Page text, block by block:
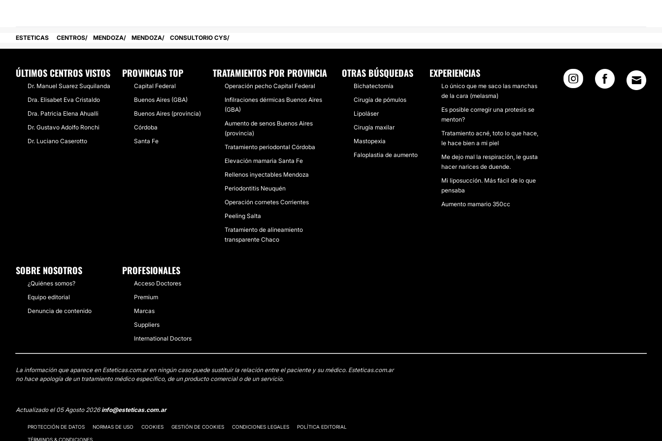
ESTETICAS CENTROS MENDOZA MENDOZA CONSULTORIO CYS
ÚLTIMOS CENTROS VISTOS
Dr. Manuel Suarez Suquilanda
Dra. Elisabet Eva Cristaldo
Dra. Patricia Elena Ahualli
Dr. Gustavo Adolfo Ronchi
Dr. Luciano Caserotto
PROVINCIAS TOP
Capital Federal
Buenos Aires (GBA)
Buenos Aires (provincia)
Córdoba
Santa Fe
TRATAMIENTOS POR PROVINCIA
Operación pecho Capital Federal
Infilraciones dérmicas Buenos Aires
(GBA)
Aumento de senos Buenos Aires
(provincia)
Tratamiento periodontal Córdoba
Elevación mamaria Santa Fe
Rellenos inyectables Mendoza
Periodontitis Neuquén
Operación cornetes Corrientes
Peeling Salta
Tratamiento de alineamiento
transparente Chaco
OTRAS BÚSQUEDAS
Bichatectomía
Cirugía de pómulos
Lipoláser
Cirugía maxilar
Mastopexia
Faloplastia de aumento
EXPERIENCIAS
Lo único que me saco las manchas
de la cara (melasma)
Es posible corregir una protesis se
menton?
Tratamiento acné, toto lo que hace,
le hace bien a mi piel
Me dejo mal la respiración, le gusta
hacer narices de duende.
Mi liposucción. Más fácil de lo que
pensaba
Aumento mamario 350cc
SOBRE NOSOTROS
¿Quiénes somos?
Equipo editorial
Denuncia de contenido
PROFESIONALES
Acceso Doctores
Premium
Marcas
Suppliers
International Doctors
La información que aparece en Esteticas.com.ar en ningún caso puede sustituir la relación entre el paciente y su médico. Esteticas.com.ar
no hace apología de un tratamiento médico específico, de un producto comercial o de un servicio.
Actualizado el 05 Agosto 2026info@esteticas.com.ar
PROTECCIÓN DE DATOS NORMAS DE USO COOKIES GESTIÓN DE COOKIES CONDICIONES LEGALES POLÍTICA EDITORIAL
TÉRMINOS & CONDICIONES